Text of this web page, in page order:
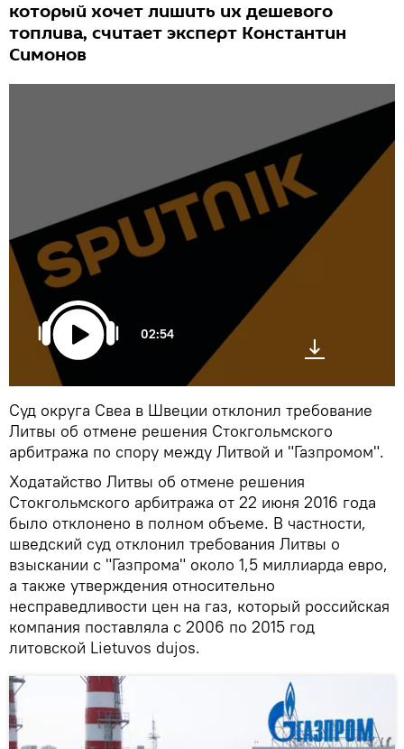
который хочет лишить их дешевого
топлива, считает эксперт Константин
Симонов
02:54
Суд округа Свеа в Швеции отклонил требование
Литвы об отмене решения Стокгольмского
арбитража по спору между Литвой и "Газпромом".
Ходатайство Литвы об отмене решения
Стокгольмского арбитража от 22 июня 2016 года
было отклонено в полном объеме. В частности,
шведский суд отклонил требования Литвы о
взыскании с "Газпрома" около 1,5 миллиарда евро,
а также утверждения относительно
несправедливости цен на газ, который российская
компания поставляла с 2006 по 2015 год
литовской Lietuvos dujos.